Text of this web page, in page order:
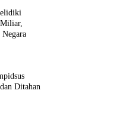
Ditahan